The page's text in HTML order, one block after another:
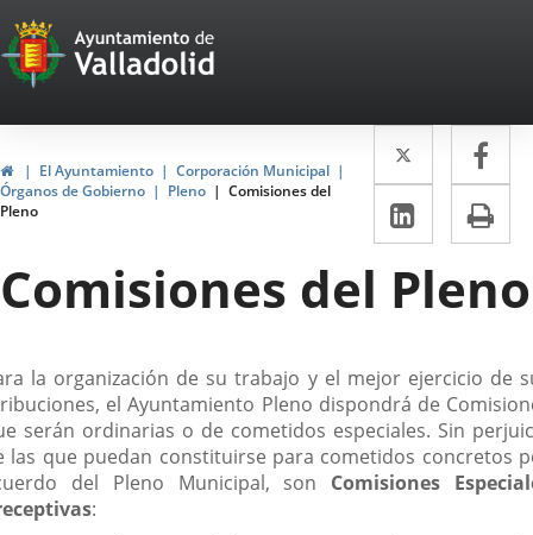
Portal
Web
del
Ayuntamiento
de
Valladolid
InicioEl Ayuntamiento
Corporación Municipal
Órganos de Gobierno
Pleno
Comisiones del
Pleno
Twitter
Enlace
a
una
externa.
a
LinkedIn
Enlace
a
una
externa.
Comisiones del Pleno
la organización de su trabajo y el mejor ejercicio de
el Ayuntamiento Pleno dispondrá de
serán ordinarias o de cometidos especiales. Sin
las que puedan constituirse para cometidos concretos
del Pleno Municipal, son Comisiones
: